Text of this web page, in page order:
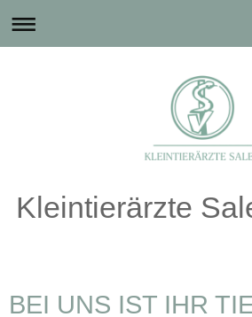
Kleintierärzte
BEI UNS IST IHR